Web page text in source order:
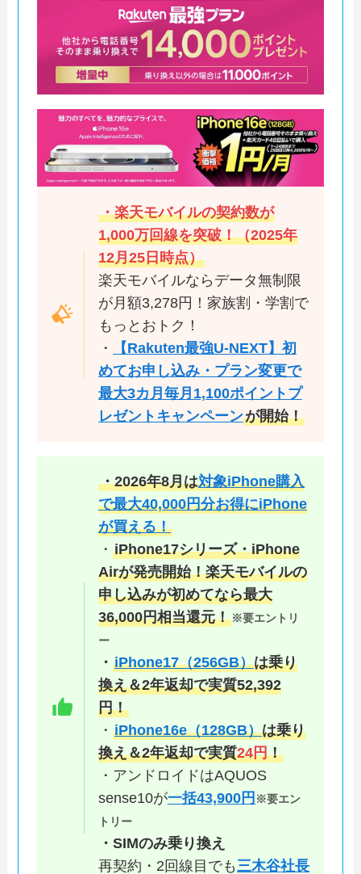
・楽天モバイルの契約数が
1,000万回線を突破！（2025年
12月25日時点）
楽天モバイルならデータ無制限
が月額3,278円！家族割・学割で
もっとおトク！
・
【Rakuten最強U-NEXT】初
めてお申し込み・プラン変更で
最大3カ月毎月1,100ポイントプ
レゼントキャンペーンが開始！
・2026年8月は対象iPhone購入
で最大40,000円分お得にiPhone
が買える！
・ iPhone17シリーズ・iPhone
Airが発売開始！楽天モバイルの
申し込みが初めてなら最大
36,000円相当還元！※要エントリ
ー
・ iPhone17（256GB）は乗り
換え＆2年返却で実質52,392
円！
・ iPhone16e（128GB）は乗り
換え＆2年返却で実質24円！
・アンドロイドはAQUOS
sense10が一括43,900円 ※要エン
トリー
・SIMのみ乗り換え
再契約・2回線目でも三木谷社長